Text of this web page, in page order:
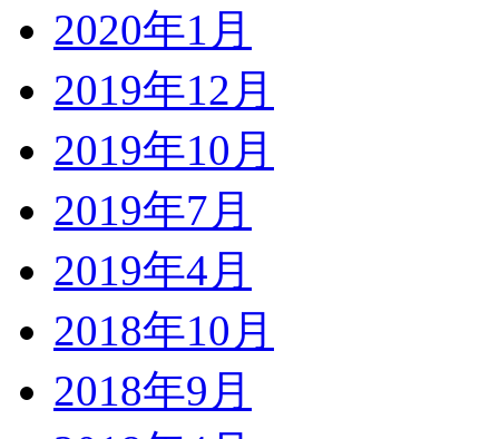
2020年1月
2019年12月
2019年10月
2019年7月
2019年4月
2018年10月
2018年9月